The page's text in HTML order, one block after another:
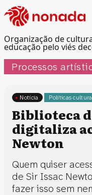
Organização de
educação pelo viés
Processos
Notícia Políticas
Biblioteca
digitaliza
Newton
Quem quiser
de Sir Issac
fazer isso sem